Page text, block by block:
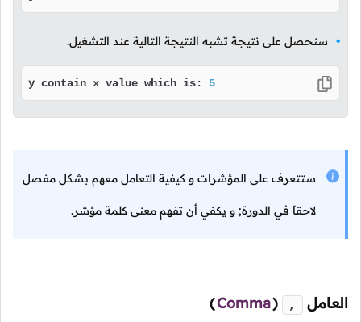
سنحصل على نتيجة تشبه النتيجة التالية عند التشغيل.
y contain x value which is: 5
ستتعرف على المؤشرات و كيفية التعامل معهم بشكل مفصل
لاحقاً في الدورة; و يكفي أن تفهم معنى كلمة مؤشر.
العامل ,
(
Comma
)